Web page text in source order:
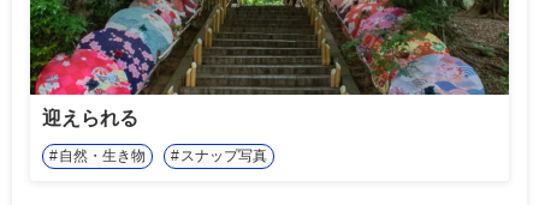
迎えられる
自然・生き物 スナップ写真